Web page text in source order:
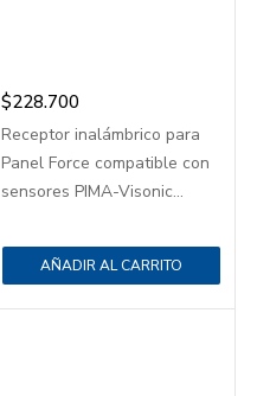
$228.700
Receptor inalámbrico para
Panel Force compatible con
sensores PIMA-Visonic...
AÑADIR AL CARRITO